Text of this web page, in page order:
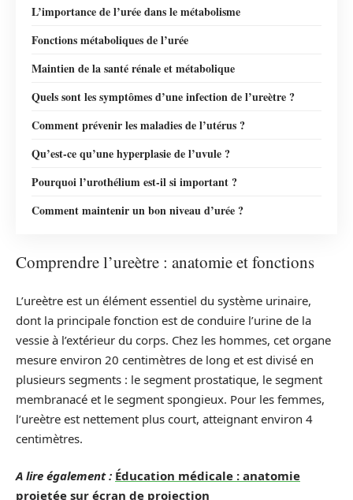
L’importance de l’urée dans le métabolisme
Fonctions métaboliques de l’urée
Maintien de la santé rénale et métabolique
Quels sont les symptômes d’une infection de l’ureètre ?
Comment prévenir les maladies de l’utérus ?
Qu’est-ce qu’une hyperplasie de l’uvule ?
Pourquoi l’urothélium est-il si important ?
Comment maintenir un bon niveau d’urée ?
Comprendre l’ureètre : anatomie et fonctions
L’ureètre est un élément essentiel du système urinaire,
dont la principale fonction est de conduire l’urine de la
vessie à l’extérieur du corps. Chez les hommes, cet organe
mesure environ 20 centimètres de long et est divisé en
plusieurs segments : le segment prostatique, le segment
membranacé et le segment spongieux. Pour les femmes,
l’ureètre est nettement plus court, atteignant environ 4
centimètres.
A lire également : Éducation médicale : anatomie
projetée sur écran de projection